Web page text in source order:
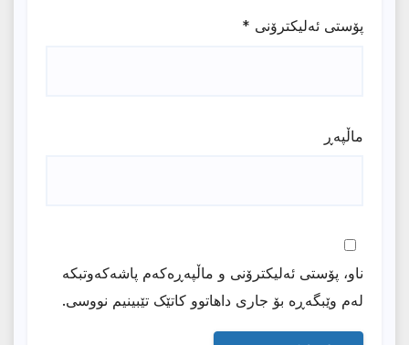
پۆستی ئەلیکترۆنی *
ماڵپه‌ڕ
ناو، پۆستی ئەلیکترۆنی و ماڵپەڕەکەم پاشەکەوتبکە
لەم وێبگەڕە بۆ جاری داهاتوو کاتێک تێبینیم نووسی.